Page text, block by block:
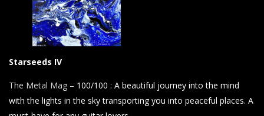
Starseeds IV
The Metal Mag – 100/100 : A beautiful journey into the mind
with the lights in the sky transporting you into peaceful places. A